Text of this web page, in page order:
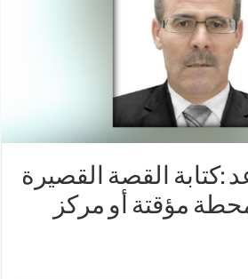
:كتابة القصة القصيرة
مؤقتة أو مركز